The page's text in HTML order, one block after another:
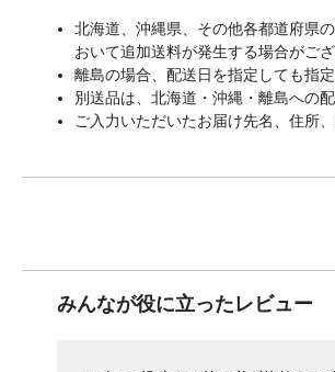
北海道、沖縄県、その他各都道府県
おいて追加送料が発生する場合がござ
離島の場合、配送日を指定しても指
別送品は、北海道・沖縄・離島への
ご入力いただいたお届け先名、住所
みんなが役に立ったレビュー